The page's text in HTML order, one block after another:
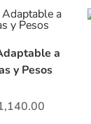
a
y Pesos